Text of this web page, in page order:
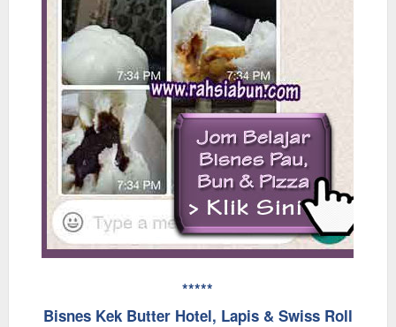
*****
Bisnes Kek Butter Hotel, Lapis & Swiss Roll